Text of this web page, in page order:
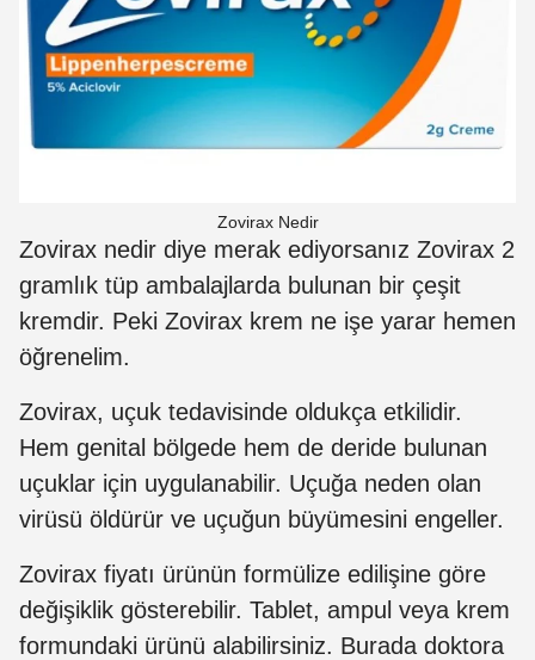
Zovirax Nedir
Zovirax nedir diye merak ediyorsanız Zovirax 2
gramlık tüp ambalajlarda bulunan bir çeşit
kremdir. Peki Zovirax krem ne işe yarar hemen
öğrenelim.
Zovirax, uçuk tedavisinde oldukça etkilidir.
Hem genital bölgede hem de deride bulunan
uçuklar için uygulanabilir. Uçuğa neden olan
virüsü öldürür ve uçuğun büyümesini engeller.
Zovirax fiyatı ürünün formülize edilişine göre
değişiklik gösterebilir. Tablet, ampul veya krem
formundaki ürünü alabilirsiniz. Burada doktora